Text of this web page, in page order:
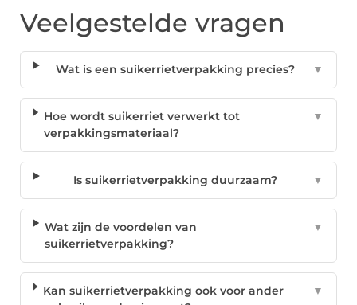
Veelgestelde vragen
Wat is een suikerrietverpakking precies? ▼
Hoe wordt suikerriet verwerkt tot
verpakkingsmateriaal?
▼
Is suikerrietverpakking duurzaam? ▼
Wat zijn de voordelen van
suikerrietverpakking?
▼
Kan suikerrietverpakking ook voor ander
▼